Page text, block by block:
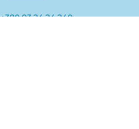
+380 93 24 24 240